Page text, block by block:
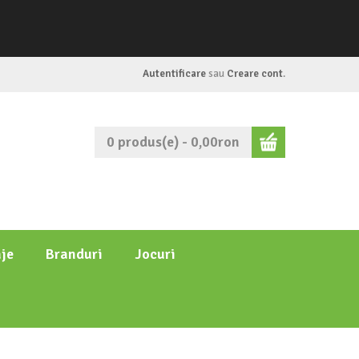
Autentificare sau Creare cont.
0 produs(e) - 0,00ron
Branduri Jocuri